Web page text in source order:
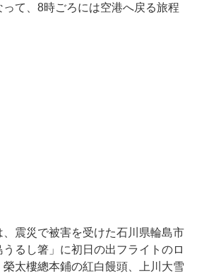
て、8時ごろには空港へ戻る旅程
震災で被害を受けた石川県輪島市
るし箸」に初日の出フライトのロ
太樓總本鋪の紅白饅頭、上川大雪